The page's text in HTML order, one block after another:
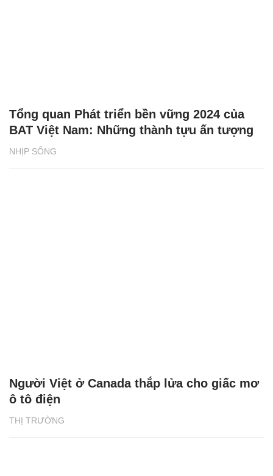
NHỊP SỐNG
Tổng quan Phát triển bền vững 2024 của
BAT Việt Nam: Những thành tựu ấn tượng
THỊ TRƯỜNG
Người Việt ở Canada thắp lửa cho giấc mơ
ô tô điện